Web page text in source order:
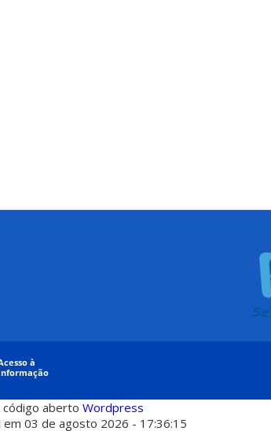
código aberto Wordpress
03 de agosto 2026 - 17:36:15